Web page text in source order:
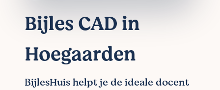
Bijles CAD in
Hoegaarden
BijlesHuis helpt je de ideale docent